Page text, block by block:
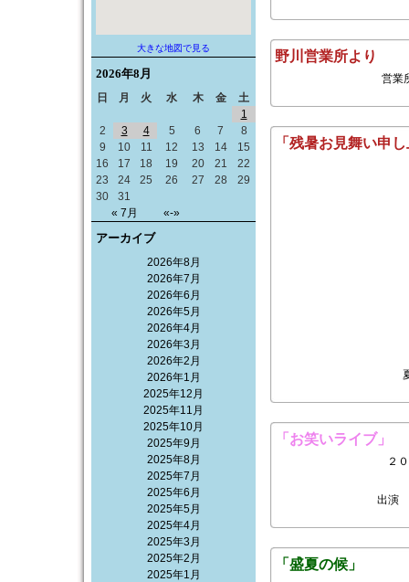
大きな地図で見る
2026年8月
日 月 火 水 木 金 土
« 7月 «-»
1
2
3 4 5 6 7
8
9
10 11 12 13 14
15
16
17 18 19 20 21
22
23
24 25 26 27 28
29
30
31
アーカイブ
2026年8月
2026年7月
2026年6月
2026年5月
2026年4月
2026年3月
2026年2月
2026年1月
2025年12月
2025年11月
2025年10月
2025年9月
2025年8月
2025年7月
2025年6月
2025年5月
2025年4月
2025年3月
2025年2月
2025年1月
野川営業所より
営業
「残暑お見舞い申
「お笑いライブ」
２
出演
「盛夏の候」